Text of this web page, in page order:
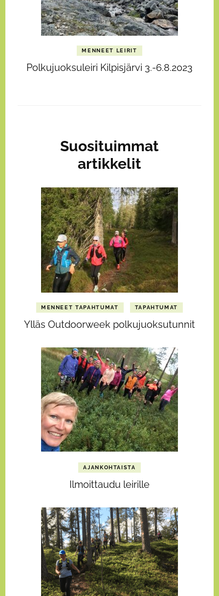
MENNEET LEIRIT
Polkujuoksuleiri Kilpisjärvi 3.-6.8.2023
Suosituimmat
artikkelit
MENNEET TAPAHTUMAT TAPAHTUMAT
Ylläs Outdoorweek polkujuoksutunnit
AJANKOHTAISTA
Ilmoittaudu leirille